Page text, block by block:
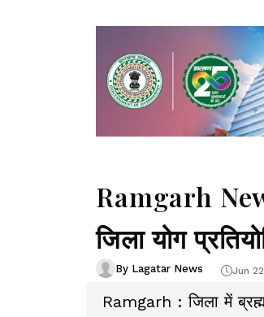
Ramgarh
जिला योग
By Lagatar News Jun
Ramgarh : जिला में